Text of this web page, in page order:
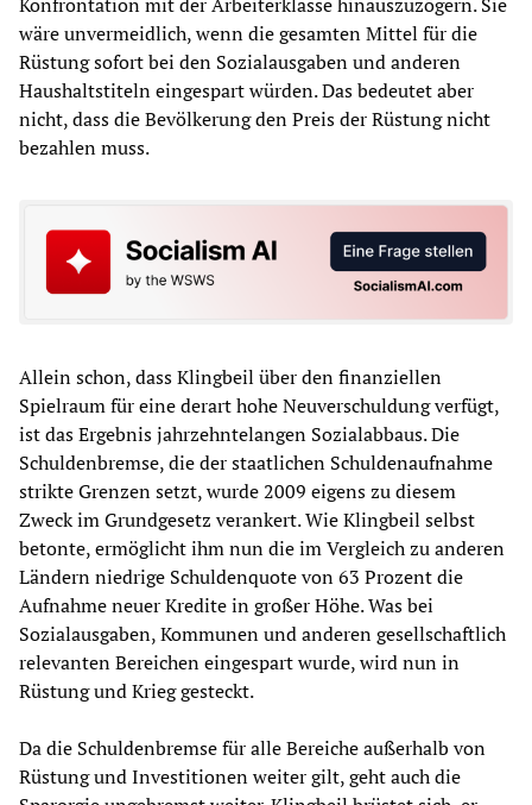
wäre unvermeidlich, wenn die gesamten Mittel für die
Rüstung sofort bei den Sozialausgaben und anderen
Haushaltstiteln eingespart würden. Das bedeutet aber
nicht, dass die Bevölkerung den Preis der Rüstung nicht
bezahlen muss.
Allein schon, dass Klingbeil über den finanziellen
Spielraum für eine derart hohe Neuverschuldung verfügt,
ist das Ergebnis jahrzehntelangen Sozialabbaus. Die
Schuldenbremse, die der staatlichen Schuldenaufnahme
strikte Grenzen setzt, wurde 2009 eigens zu diesem
Zweck im Grundgesetz verankert. Wie Klingbeil selbst
betonte, ermöglicht ihm nun die im Vergleich zu anderen
Ländern niedrige Schuldenquote von 63 Prozent die
Aufnahme neuer Kredite in großer Höhe. Was bei
Sozialausgaben, Kommunen und anderen gesellschaftlich
relevanten Bereichen eingespart wurde, wird nun in
Rüstung und Krieg gesteckt.
Da die Schuldenbremse für alle Bereiche außerhalb von
Rüstung und Investitionen weiter gilt, geht auch die